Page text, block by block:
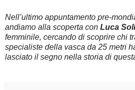
Nell’ultimo appuntamento pre-
andiamo alla scoperta con Luca
femminile, cercando di scoprire chi
specialiste della vasca da 25 metri
lasciato il segno nella storia di